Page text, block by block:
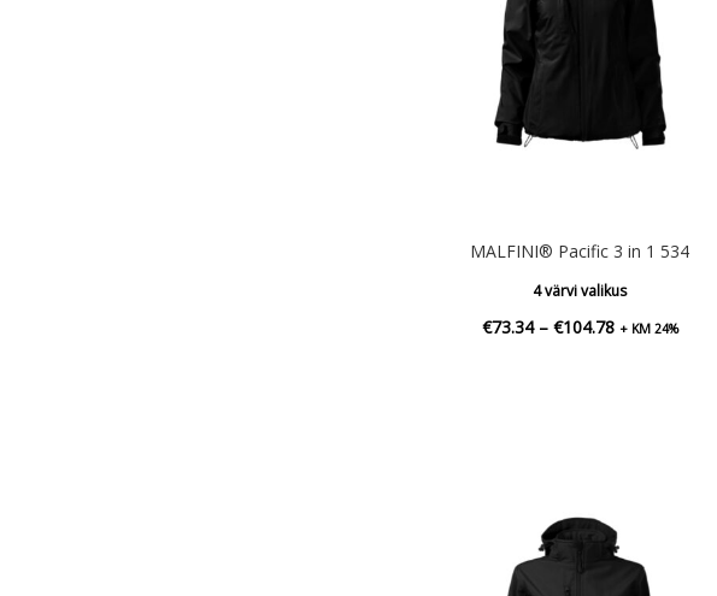
MALFINI® Pacific 3 in 1 534
4 värvi valikus
€73.34 – €104.78Hinnavahemik:
+ KM 24%